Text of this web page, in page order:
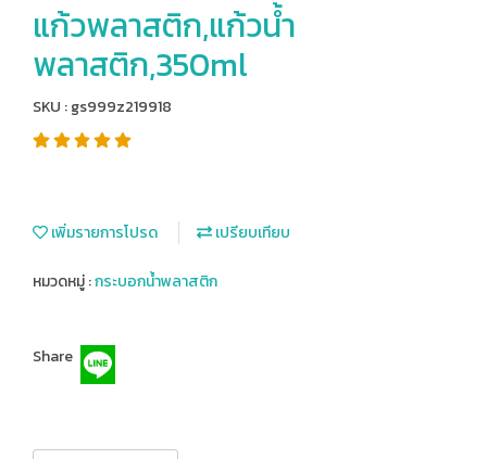
แก้วพลาสติก,แก้วน้ำ
พลาสติก,350ml
SKU : gs999z219918
เพิ่มรายการโปรด เปรียบเทียบ
หมวดหมู่ :กระบอกน้ำพลาสติก
Share